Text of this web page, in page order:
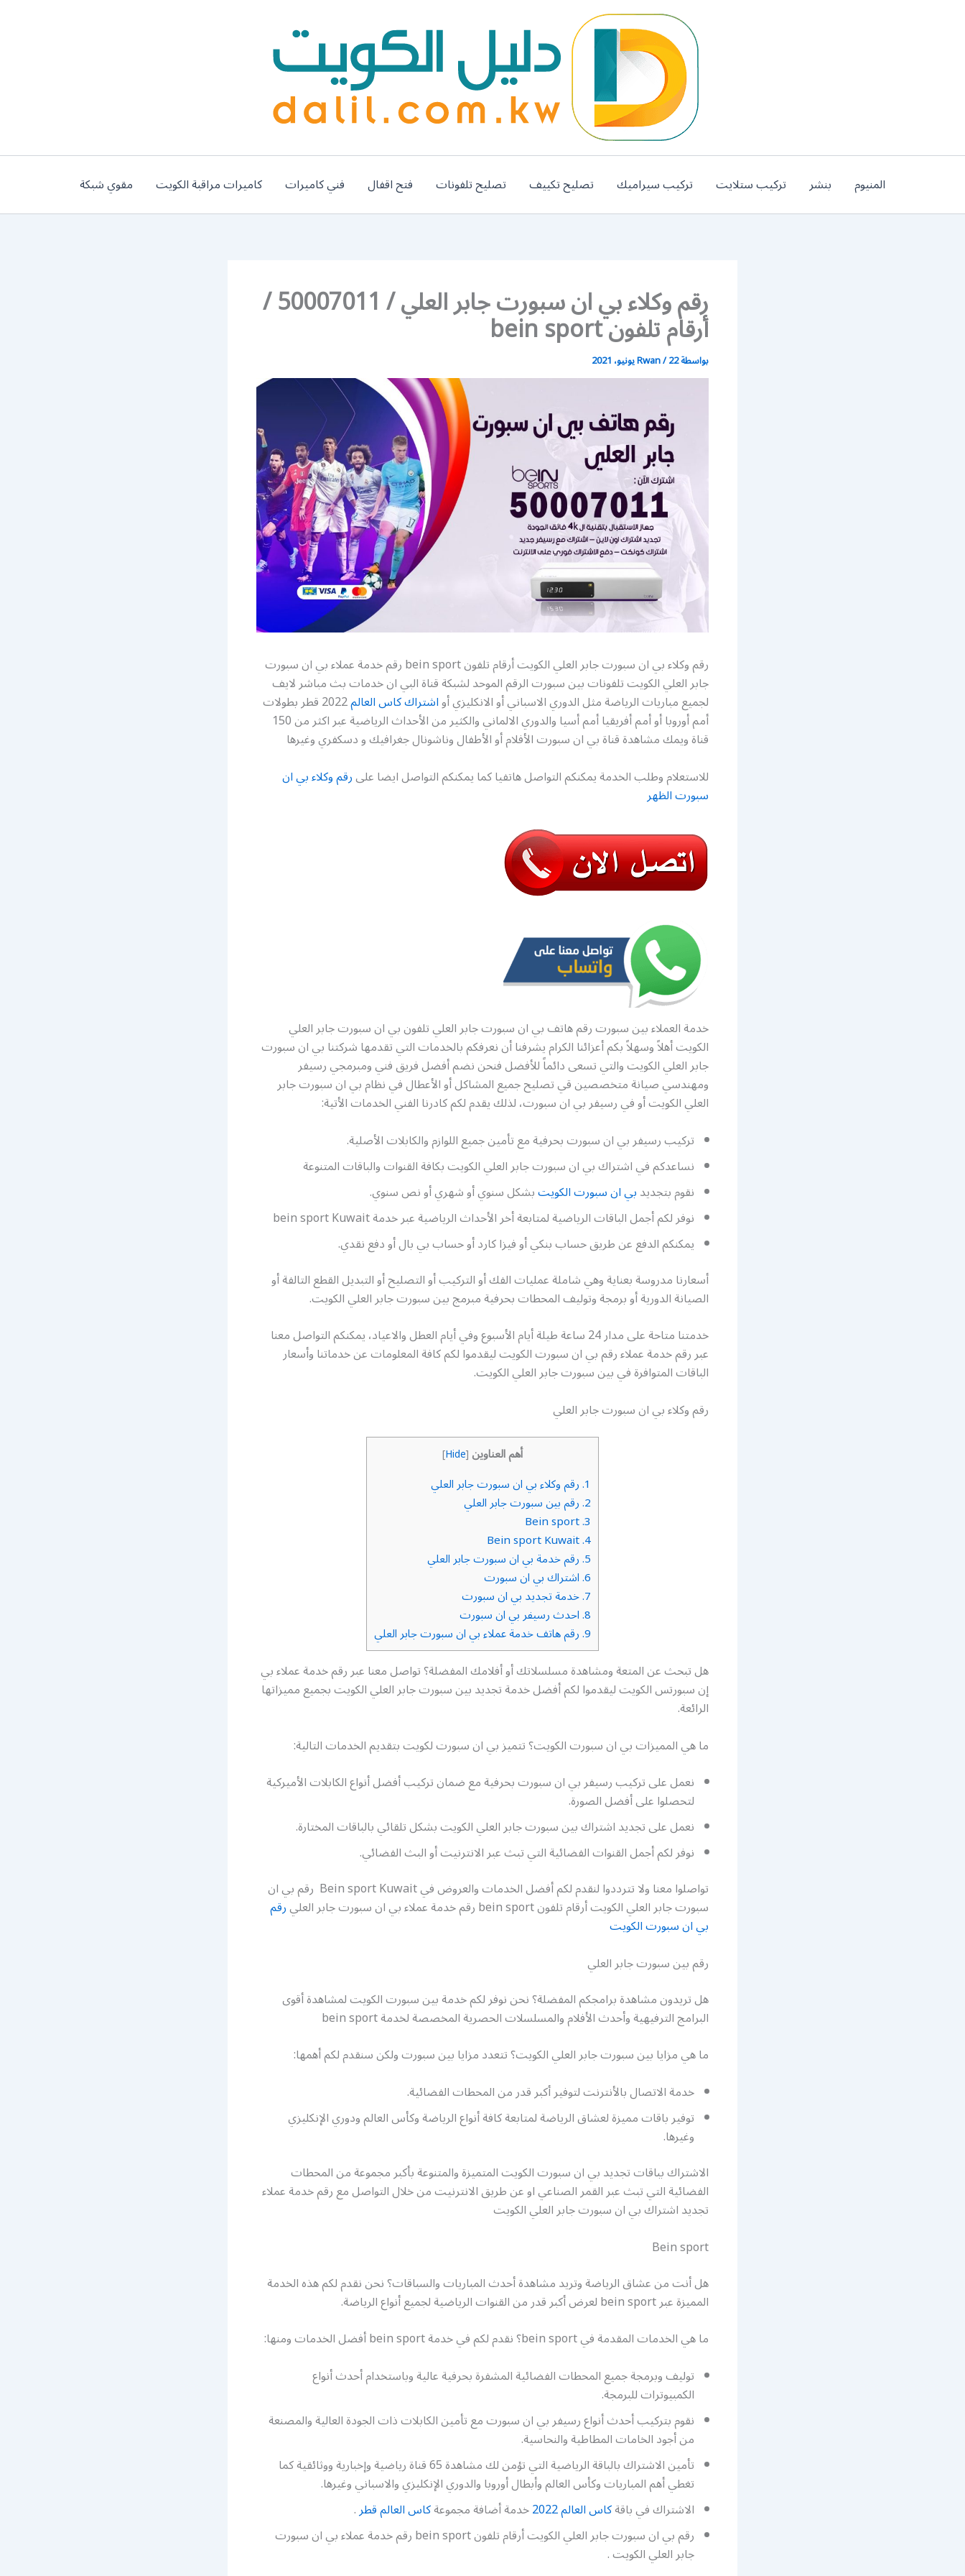
المنيوم بنشر تركيب ستلايت تركيب سيراميك تصليح تكييف تصليح تلفونات فتح اقفال فني كاميرات كاميرات مراقبة الكويت مقوي شبكة
رقم وكلاء بي ان سبورت جابر العلي / 50007011 /
أرقام تلفون bein sport
بواسطة Rwan/22 يونيو، 2021
رقم وكلاء بي ان سبورت جابر العلي الكويت أرقام تلفون bein sport رقم خدمة عملاء بي ان سبورت
جابر العلي الكويت تلفونات بين سبورت الرقم الموحد لشبكة قناة البي ان خدمات بث مباشر لايف
لجميع مباريات الرياضة مثل الدوري الاسباني أو الانكليزي أواشتراك كاس العالم 2022 قطر بطولات
أمم أوروبا أو أمم أفريقيا أمم أسيا والدوري الالماني والكثير من الأحداث الرياضية عبر اكثر من 150
قناة ويمك مشاهدة قناة بي ان سبورت الأفلام أو الأطفال وناشونال جغرافيك و دسكفري وغيرها
للاستعلام وطلب الخدمة يمكنكم التواصل هاتفيا كما يمكنكم التواصل ايضا علىرقم وكلاء بي ان
سبورت الظهر
خدمة العملاء بين سبورت رقم هاتف بي ان سبورت جابر العلي تلفون بي ان سبورت جابر العلي
الكويت أهلاً وسهلاً بكم أعزائنا الكرام يشرفنا أن نعرفكم بالخدمات التي تقدمها شركتنا بي ان سبورت
جابر العلي الكويت والتي تسعى دائماً للأفضل فنحن نضم أفضل فريق فني ومبرمجي رسيفر
ومهندسي صيانة متخصصين قي تصليح جميع المشاكل أو الأعطال في نظام بي ان سبورت جابر
العلي الكويت أو في رسيفر بي ان سبورت، لذلك يقدم لكم كادرنا الفني الخدمات الأتية:
تركيب رسيفر بي ان سبورت بحرفية مع تأمين جميع اللوازم والكابلات الأصلية.
نساعدكم في اشتراك بي ان سبورت جابر العلي الكويت بكافة القنوات والباقات المتنوعة
نقوم بتجديدبي ان سبورت الكويتبشكل سنوي أو شهري أو نص سنوي.
نوفر لكم أجمل الباقات الرياضية لمتابعة أخر الأحداث الرياضية عبر خدمة bein sport Kuwait
يمكنكم الدفع عن طريق حساب بنكي أو فيزا كارد أو حساب بي بال أو دفع نقدي.
أسعارنا مدروسة بعناية وهي شاملة عمليات الفك أو التركيب أو التصليح أو التبديل القطع التالفة أو
الصيانة الدورية أو برمجة وتوليف المحطات بحرفية مبرمج بين سبورت جابر العلي الكويت.
خدمتنا متاحة على مدار 24 ساعة طيلة أيام الأسبوع وفي أيام العطل والاعياد، يمكنكم التواصل معنا
عبر رقم خدمة عملاء رقم بي ان سبورت الكويت ليقدموا لكم كافة المعلومات عن خدماتنا وأسعار
الباقات المتوافرة في بين سبورت جابر العلي الكويت.
رقم وكلاء بي ان سبورت جابر العلي
أهم العناوين [
Hide
]
1. رقم وكلاء بي ان سبورت جابر العلي
2. رقم بين سبورت جابر العلي
3.
4.
5. رقم خدمة بي ان سبورت جابر العلي
6. اشتراك بي ان سبورت
7. خدمة تجديد بي ان سبورت
8. احدث رسيفر بي ان سبورت
9. رقم هاتف خدمة عملاء بي ان سبورت جابر العلي
هل تبحث عن المتعة ومشاهدة مسلسلاتك أو أفلامك المفضلة؟ تواصل معنا عبر رقم خدمة عملاء بي
إن سبورتس الكويت ليقدموا لكم أفضل خدمة تجديد بين سبورت جابر العلي الكويت بجميع مميزاتها
الرائعة.
ما هي المميزات بي ان سبورت الكويت؟ تتميز بي ان سبورت لكويت بتقديم الخدمات التالية:
نعمل على تركيب رسيفر بي ان سبورت بحرفية مع ضمان تركيب أفضل أنواع الكابلات الأميركية
لتحصلوا على أفضل الصورة.
نعمل على تجديد اشتراك بين سبورت جابر العلي الكويت بشكل تلقائي بالباقات المختارة.
نوفر لكم أجمل القنوات الفضائية التي تبث عبر الانترنيت أو البث الفضائي.
تواصلوا معنا ولا تترددوا لنقدم لكم أفضل الخدمات والعروض في Bein sport Kuwait رقم بي ان
سبورت جابر العلي الكويت أرقام تلفون bein sport رقم خدمة عملاء بي ان سبورت جابر العلي رقم
بي ان سبورت الكويت
رقم بين سبورت جابر العلي
هل تريدون مشاهدة برامجكم المفضلة؟ نحن نوفر لكم خدمة بين سبورت الكويت لمشاهدة أقوى
البرامج الترفيهية وأحدث الأفلام والمسلسلات الحصرية المخصصة لخدمة bein sport
ما هي مزايا بين سبورت جابر العلي الكويت؟ تتعدد مزايا بين سبورت ولكن سنقدم لكم أهمها:
خدمة الاتصال بالأنترنت لتوفير أكبر قدر من المحطات الفضائية.
توفير باقات مميزة لعشاق الرياضة لمتابعة كافة أنواع الرياضة وكأس العالم ودوري الإنكليزي
وغيرها.
الاشتراك بباقات تجديد بي ان سبورت الكويت المتميزة والمتنوعة بأكبر مجموعة من المحطات
الفضائية التي تبث عبر القمر الصناعي او عن طريق الانترنيت من خلال التواصل مع رقم خدمة عملاء
تجديد اشتراك بي ان سبورت جابر العلي الكويت
Bein sport
هل أنت من عشاق الرياضة وتريد مشاهدة أحدث المباريات والسباقات؟ نحن نقدم لكم هذه الخدمة
المميزة عبر bein sport لعرض أكبر قدر من القنوات الرياضية لجميع أنواع الرياضة.
ما هي الخدمات المقدمة في bein sport؟ نقدم لكم في خدمة bein sport أفضل الخدمات ومنها:
توليف وبرمجة جميع المحطات الفضائية المشفرة بحرفية عالية وباستخدام أحدث أنواع
الكمبيوترات للبرمجة.
نقوم بتركيب أحدث أنواع رسيفر بي ان سبورت مع تأمين الكابلات ذات الجودة العالية والمصنعة
من أجود الخامات المطاطية والنحاسية.
تأمين الاشتراك بالباقة الرياضية التي تؤمن لك مشاهدة 65 قناة رياضية وإخبارية ووثائقية كما
تغطي أهم المباريات وكأس العالم وأبطال أوروبا والدوري الإنكليزي والاسباني وغيرها.
الاشتراك في باقةكاس العالم 2022 خدمة أضافة مجموعةكاس العالم قطر.
رقم بي ان سبورت جابر العلي الكويت أرقام تلفون bein sport رقم خدمة عملاء بي ان سبورت
جابر العلي الكويت .